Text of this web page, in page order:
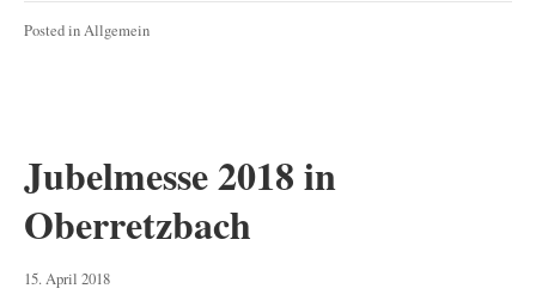
Posted inAllgemein
Jubelmesse 2018 in
Oberretzbach
15. April 20188.